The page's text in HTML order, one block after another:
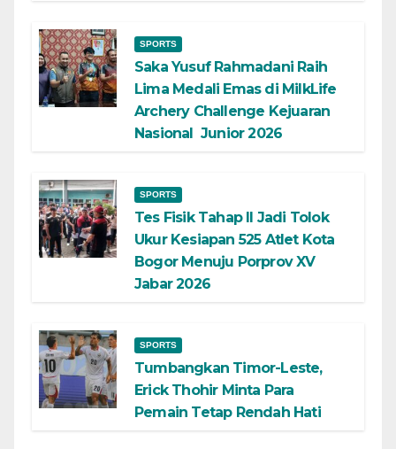
SPORTS
Saka Yusuf Rahmadani Raih
Lima Medali Emas di MilkLife
Archery Challenge Kejuaran
Nasional Junior 2026
SPORTS
Tes Fisik Tahap II Jadi Tolok
Ukur Kesiapan 525 Atlet Kota
Bogor Menuju Porprov XV
Jabar 2026
SPORTS
Tumbangkan Timor-Leste,
Erick Thohir Minta Para
Pemain Tetap Rendah Hati